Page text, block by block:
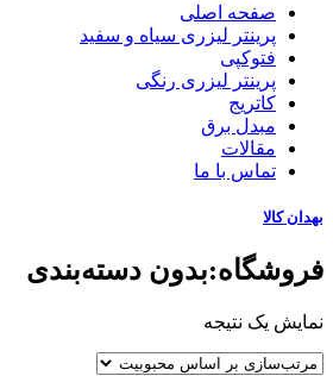
صفحه اصلی
پرینتر لیزری سیاه و سفید
فتوکپی
پرینتر لیزری رنگی
کاتریج
مبدل برق
مقالات
تماس با ما
بهدان کالا
فروشگاه:بدون دسته‌بندی
نمایش یک نتیجه